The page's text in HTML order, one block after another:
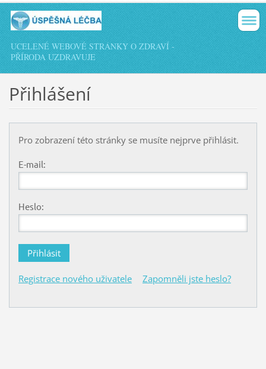
UCELENÉ WEBOVÉ STRÁNKY O ZDRAVÍ -
PŘÍRODA UZDRAVUJE
Přihlášení
Pro zobrazení této stránky se musíte nejprve přihlásit.
E-mail:
Heslo:
Registrace nového uživatele Zapomněli jste heslo?